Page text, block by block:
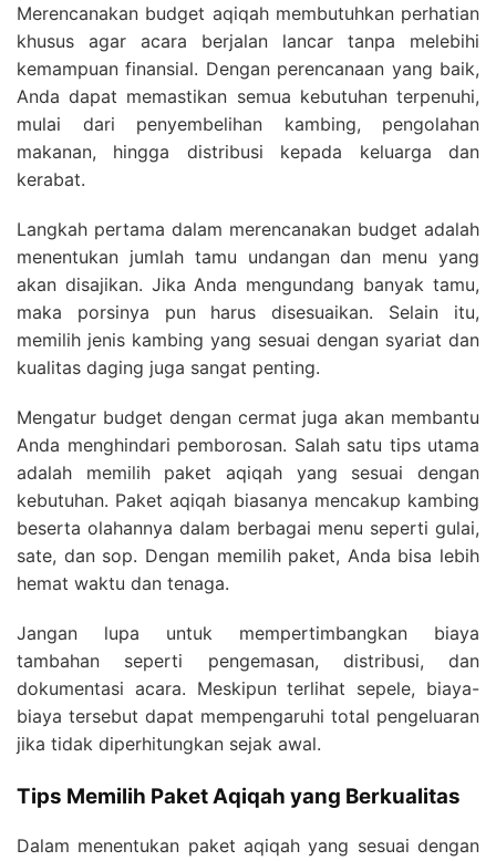
Merencanakan budget aqiqah membutuhkan perhatian
khusus agar acara berjalan lancar tanpa melebihi
kemampuan finansial. Dengan perencanaan yang baik,
Anda dapat memastikan semua kebutuhan terpenuhi,
mulai dari penyembelihan kambing, pengolahan
makanan, hingga distribusi kepada keluarga dan
kerabat.
Langkah pertama dalam merencanakan budget adalah
menentukan jumlah tamu undangan dan menu yang
akan disajikan. Jika Anda mengundang banyak tamu,
maka porsinya pun harus disesuaikan. Selain itu,
memilih jenis kambing yang sesuai dengan syariat dan
kualitas daging juga sangat penting.
Mengatur budget dengan cermat juga akan membantu
Anda menghindari pemborosan. Salah satu tips utama
adalah memilih paket aqiqah yang sesuai dengan
kebutuhan. Paket aqiqah biasanya mencakup kambing
beserta olahannya dalam berbagai menu seperti gulai,
sate, dan sop. Dengan memilih paket, Anda bisa lebih
hemat waktu dan tenaga.
Jangan lupa untuk mempertimbangkan biaya
tambahan seperti pengemasan, distribusi, dan
dokumentasi acara. Meskipun terlihat sepele, biaya-
biaya tersebut dapat mempengaruhi total pengeluaran
jika tidak diperhitungkan sejak awal.
Tips Memilih Paket Aqiqah yang Berkualitas
Dalam menentukan paket aqiqah yang sesuai dengan